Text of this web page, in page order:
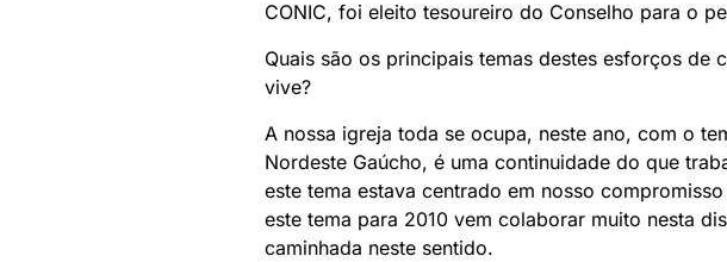
CONIC, foi eleito tesoureiro do Conselho para o
Quais são os principais temas destes esforços
vive?
A nossa igreja toda se ocupa, neste ano, com o
Nordeste Gaúcho, é uma continuidade do que
este tema estava centrado em nosso
este tema para 2010 vem colaborar muito nesta
caminhada neste sentido.